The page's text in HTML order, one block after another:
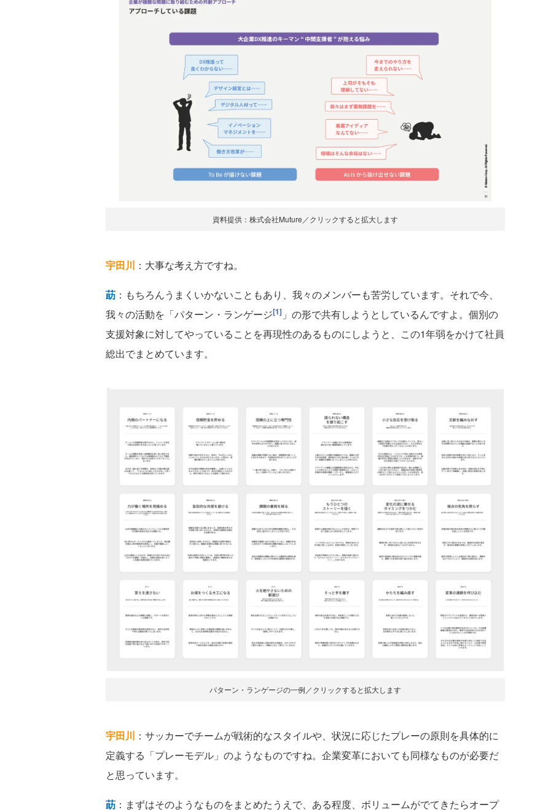
資料提供：株式会社Muture／クリックすると拡大します
宇田川 ：大事な考え方ですね。
莇 ：もちろんうまくいかないこともあり、我々のメンバーも苦労しています。それで今、
我々の活動を「パターン・ランゲージ[1] 」の形で共有しようとしているんですよ。個別の
支援対象に対してやっていることを再現性のあるものにしようと、この1年弱をかけて社員
総出でまとめています。
パターン・ランゲージの一例／クリックすると拡大します
宇田川 ：サッカーでチームが戦術的なスタイルや、状況に応じたプレーの原則を具体的に
定義する「プレーモデル」のようなものですね。企業変革においても同様なものが必要だ
と思っています。
莇 ：まずはそのようなものをまとめたうえで、ある程度、ボリュームがでてきたらオープ